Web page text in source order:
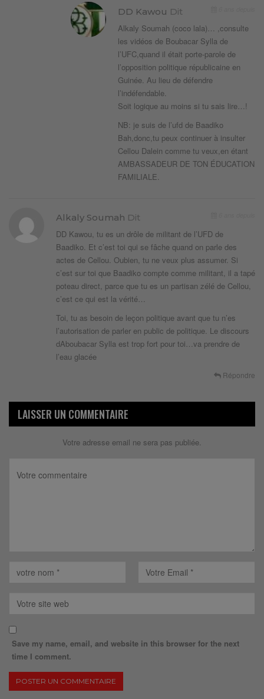
DD Kawou Dit
Alkaly Soumah (coco lala)… ,consulte
les vidéos de Boubacar Sylla de
l’UFC,quand il était porte-parole de
l’opposition politique républicaine en
Guinée. Au lieu de défendre
l’indéfendable.
Soit logique au moins si tu sais lire…!
NB: je suis de l’ufd de Baadiko
Bah,donc,tu peux continuer à insulter
Cellou Dalein comme tu veux,en étant
AMBASSADEUR DE TON ÉDUCATION
FAMILIALE.
Alkaly Soumah Dit
DD Kawou, tu es un drôle de militant de l’UFD de
Baadiko. Et c’est toi qui se fâche quand on parle des
actes de Cellou. Oubien, tu ne veux plus assumer. Si
c’est sur toi que Baadiko compte comme militant, il a tapé
poteau direct, parce que tu es un partisan zélé de Cellou,
c’est ce qui est la vérité…
Toi, tu as besoin de leçon politique avant que tu n’es
l’autorisation de parler en public de politique. Le discours
dAboubacar Sylla est trop fort pour toi…va prendre de
l’eau glacée
Répondre
LAISSER UN COMMENTAIRE
Votre adresse email ne sera pas publiée.
Save my name, email, and website in this browser for the next
time I comment.